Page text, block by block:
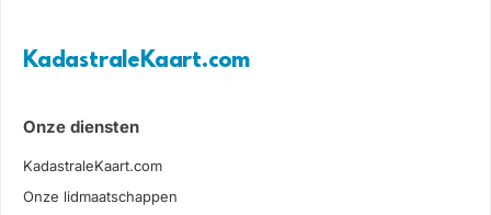
KadastraleKaart.com
Onze diensten
KadastraleKaart.com
Onze lidmaatschappen